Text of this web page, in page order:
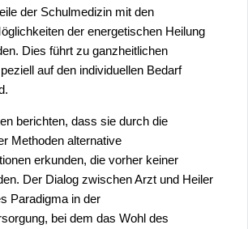
der Schulmedizin mit den
der energetischen Heilung
Dies führt zu ganzheitlichen
auf den individuellen Bedarf
berichten, dass sie durch die
Methoden alternative
erkunden, die vorher keiner
Der Dialog zwischen Arzt und Heiler
Paradigma in der
bei dem das Wohl des